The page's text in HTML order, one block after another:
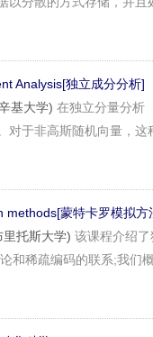
Analysis[独立成分分析]
基大学) 在独立分量分析
对于非高斯随机向量，
methods[蒙特卡罗模拟方
托斯大学) 该课程介绍
和稀疏编码的联系;我们